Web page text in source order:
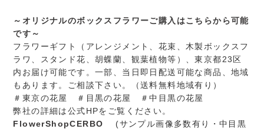
～オリジナルのボックスフラワーご購入はこちらから可能
です～
フラワーギフト（アレンジメント、花束、木製ボックスフ
ラワ、スタンド花、胡蝶蘭、観葉植物等）、東京都23区
内お届け可能です。一部、当日即日配送可能な商品、地域
もあります。ご相談下さい。（送料無料地域有り）
＃東京の花屋 ＃目黒の花屋 ＃中目黒の花屋
弊社の詳細は公式HPをご覧ください。
FlowerShopCERBO
(サンプル画像多数有り・中目黒